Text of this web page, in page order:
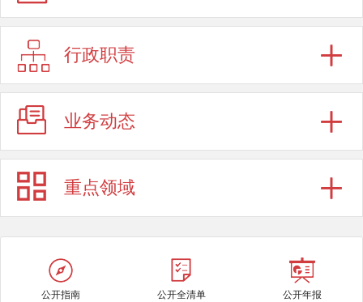
行政职责
业务动态
重点领域
公开指南 公开全清单 公开年报